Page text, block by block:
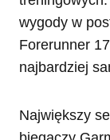
wygody w
Forerunner
najbardziej
Największy